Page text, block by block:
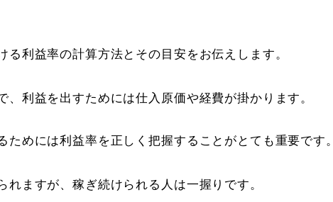
る利益率の計算方法とその目安をお伝えします。
、利益を出すためには仕入原価や経費が掛かります。
ためには利益率を正しく把握することがとても重要です。
れますが、稼ぎ続けられる人は一握りです。